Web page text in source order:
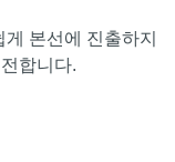
본선에 진출하지
합니다.